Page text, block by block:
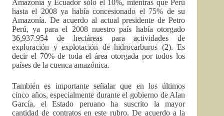
Amazonía y Ecuador sólo el 10%, mientras que Perú
hasta el 2008 ya había concesionado el 75% de su
Amazonía. De acuerdo al actual presidente de Petro
Perú, ya para el 2008 nuestro país había otorgado
36,937.954 de hectáreas para actividades de
exploración y explotación de hidrocarburos (2). Es
decir el 70% de toda el área otorgada por todos los
países de la cuenca amazónica.
También es importante señalar que en los últimos
cinco años, especialmente durante el gobierno de Alan
García, el Estado peruano ha suscrito la mayor
cantidad de contratos en este rubro. De acuerdo a la